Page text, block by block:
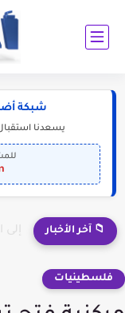
شبكة
يسعدنا
📁 آخر الأخبار
فلسطينيات